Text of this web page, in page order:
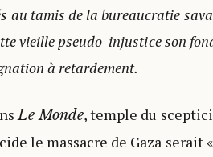
au tamis de la bureaucratie
vieille pseudo-injustice son
à retardement.
Le Monde, temple du
le massacre de Gaza